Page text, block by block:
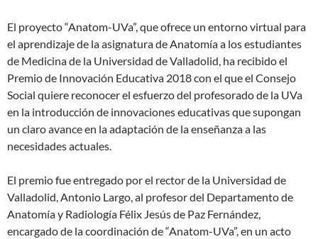
El proyecto “Anatom-UVa”, que ofrece un entorno virtual para
el aprendizaje de la asignatura de Anatomía a los estudiantes
de Medicina de la Universidad de Valladolid, ha recibido el
Premio de Innovación Educativa 2018 con el que el Consejo
Social quiere reconocer el esfuerzo del profesorado de la UVa
en la introducción de innovaciones educativas que supongan
un claro avance en la adaptación de la enseñanza a las
necesidades actuales.
El premio fue entregado por el rector de la Universidad de
Valladolid, Antonio Largo, al profesor del Departamento de
Anatomía y Radiología Félix Jesús de Paz Fernández,
encargado de la coordinación de “Anatom-UVa”, en un acto